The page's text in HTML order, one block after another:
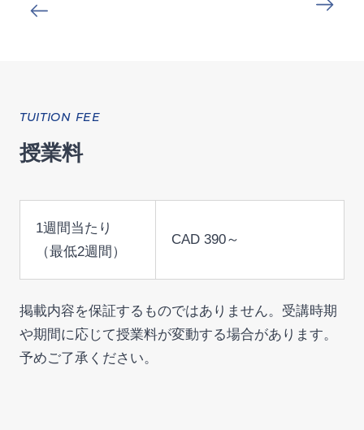
TUITION FEE
授業料
1週間当たり
（最低2週間）
CAD 390～
掲載内容を保証するものではありません。受講時期
や期間に応じて授業料が変動する場合があります。
予めご了承ください。